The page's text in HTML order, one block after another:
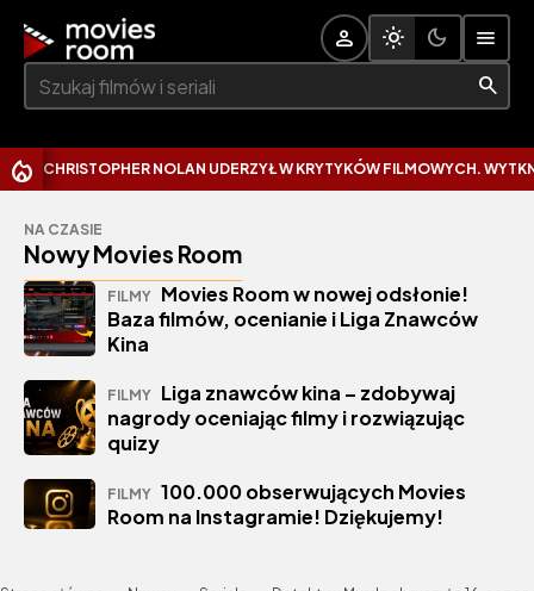
Szukaj:
NOLAN UDERZYŁ W KRYTYKÓW FILMOWYCH. WYTKNĄŁ IM
NA CZASIE
Nowy Movies Room
FILMY Movies Room w nowej odsłonie!
Baza filmów, ocenianie i Liga Znawców
Kina
FILMY Liga znawców kina – zdobywaj
nagrody oceniając filmy i rozwiązując
quizy
FILMY 100.000 obserwujących Movies
Room na Instagramie! Dziękujemy!